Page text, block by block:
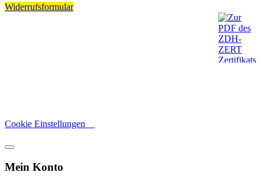
Widerrufsformular
Cookie Einstellungen
Mein Konto